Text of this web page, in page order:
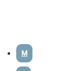
M